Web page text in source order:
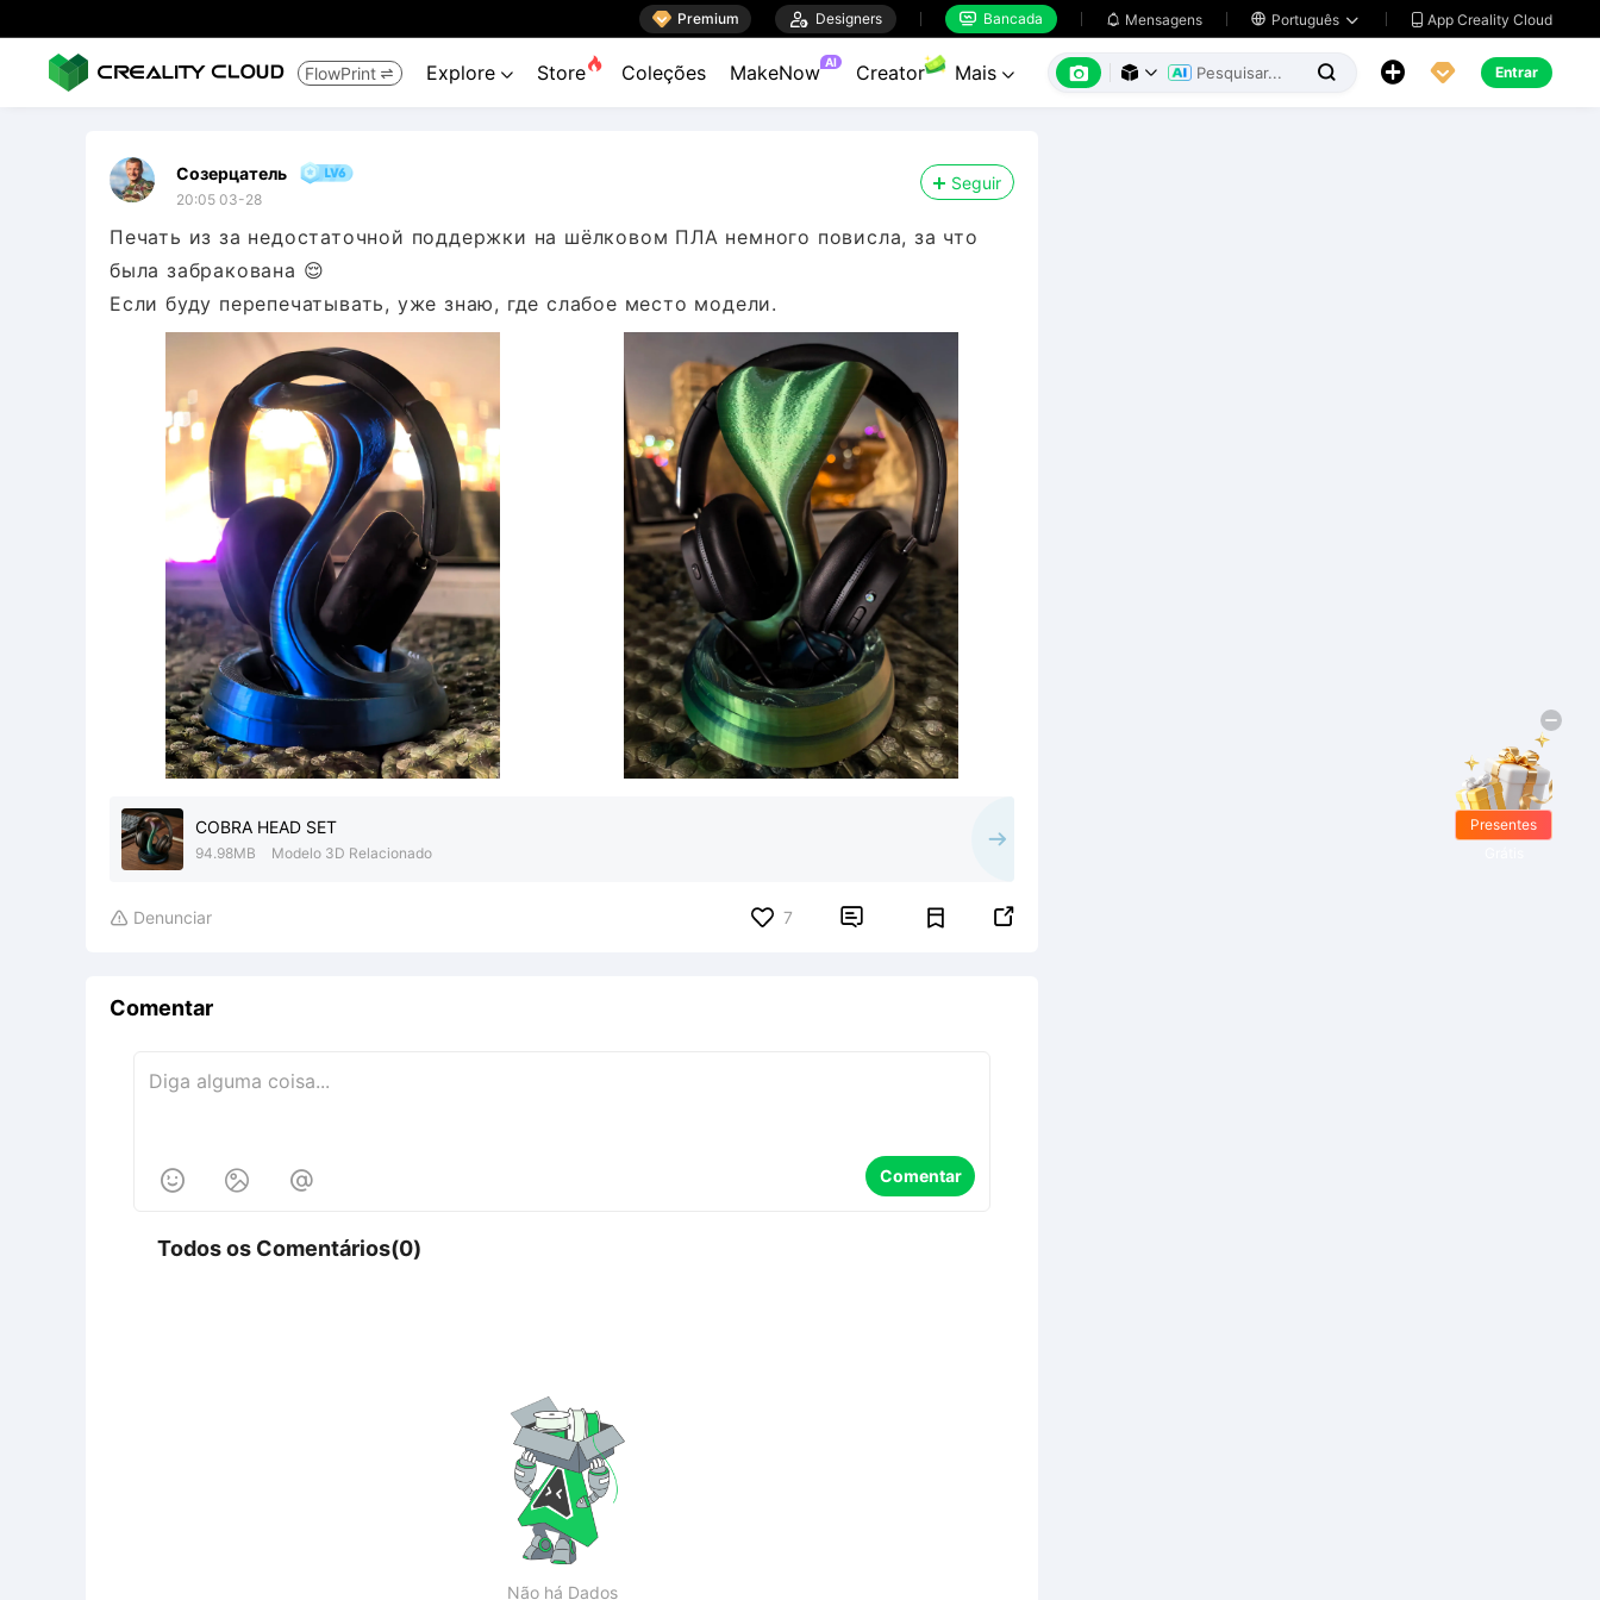
 Premium  Designers  Bancada  Mensagens  Português   App Creality Cloud
FlowPrint  Explore  Store Coleções MakeNow AI Creator Mais        Entrar
Созерцатель
20:05 03-28
Seguir
Печать из за недостаточной поддержки на шёлковом ПЛА немного повисла, за что
была забракована 😌
Если буду перепечатывать, уже знаю, где слабое место модели.
COBRA HEAD SET
94.98MB Modelo 3D Relacionado
 Denunciar 7  
Comentar
   Comentar
Todos os Comentários(0)
Não há Dados
Presentes